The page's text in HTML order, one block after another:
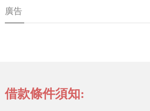
廣告
借款條件須知: